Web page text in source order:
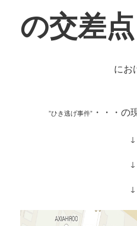
の交差点
にお
”ひき逃げ事件”・・・の
↓
↓
↓